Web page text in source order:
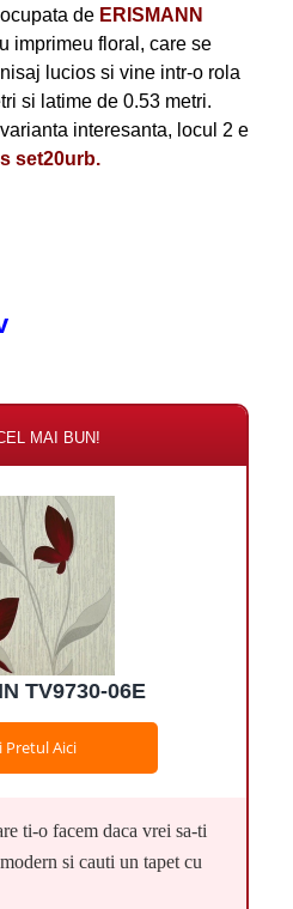
de ERISMANN
imprimeu floral, care se
lucios si vine intr-o rola
si latime de 0.53 metri.
interesanta, locul 2 e
set20urb.
MAI BUN!
TV9730-06E
Pretul Aici
ti-o facem daca vrei sa-ti
si cauti un tapet cu